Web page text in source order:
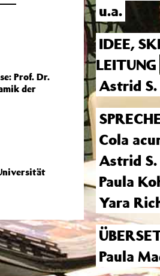
Prof. Dr.
der
u.a.
IDEE,
LEITUNG
Astrid
Cola
Astrid
Paula
Yara
Paula